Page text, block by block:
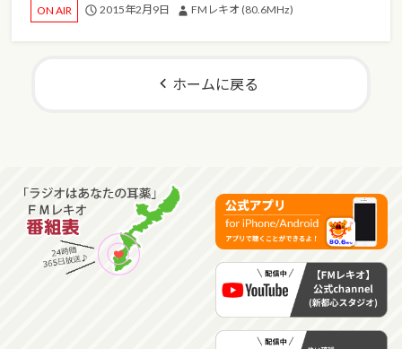
ON AIR 2015年2月9日 FMレキオ (80.6MHz)
ホームに戻る